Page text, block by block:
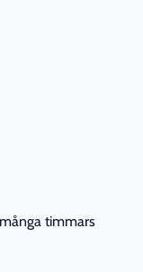
timmars